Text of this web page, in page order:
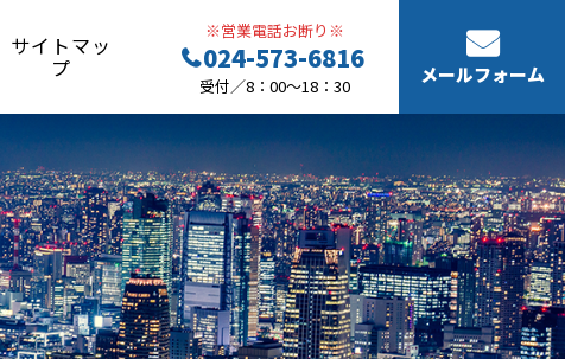
サイトマッ
プ
※営業電話お断り※
024-573-6816
受付／8：00～18：30 メールフォーム